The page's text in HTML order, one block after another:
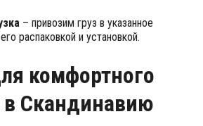
– привозим груз в указанное
распаковкой и установкой.
комфортного
в Скандинавию